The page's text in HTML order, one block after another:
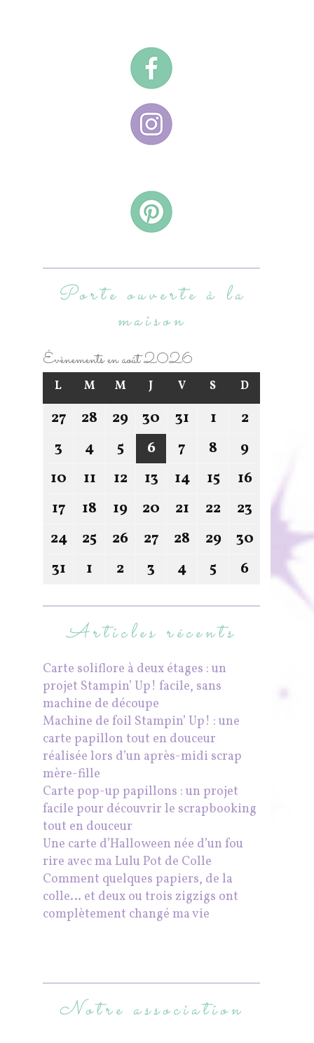
Porte ouverte à la
maison
Évènements en août 2026
L M M J V S D
27 28 29 30 31 1
2
3
4 5 6 7 8
9
10
11 12 13 14 15
16
17
18 19 20 21 22
23
24
25 26 27 28 29
30
31
1 2 3 4 5 6
Articles récents
Carte soliflore à deux étages : un
projet Stampin’ Up! facile, sans
machine de découpe
Machine de foil Stampin’ Up! : une
carte papillon tout en douceur
réalisée lors d’un après-midi scrap
mère-fille
Carte pop-up papillons : un projet
facile pour découvrir le scrapbooking
tout en douceur
Une carte d’Halloween née d’un fou
rire avec ma Lulu Pot de Colle
Comment quelques papiers, de la
colle… et deux ou trois zigzigs ont
complètement changé ma vie
Notre association